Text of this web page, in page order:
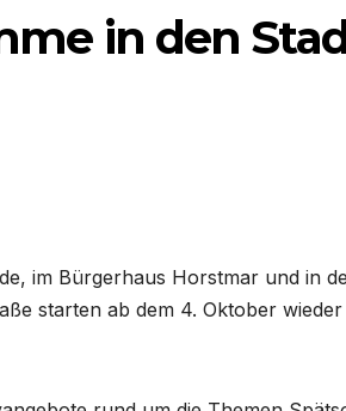
in den
im Bürgerhaus Horstmar und in
starten ab dem 4. Oktober